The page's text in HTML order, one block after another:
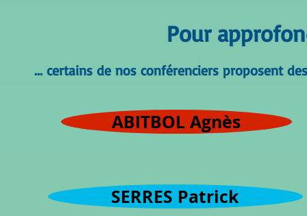
Pour
... certains de nos conférenciers proposent
ABITBOL Agnès
SERRES Patrick